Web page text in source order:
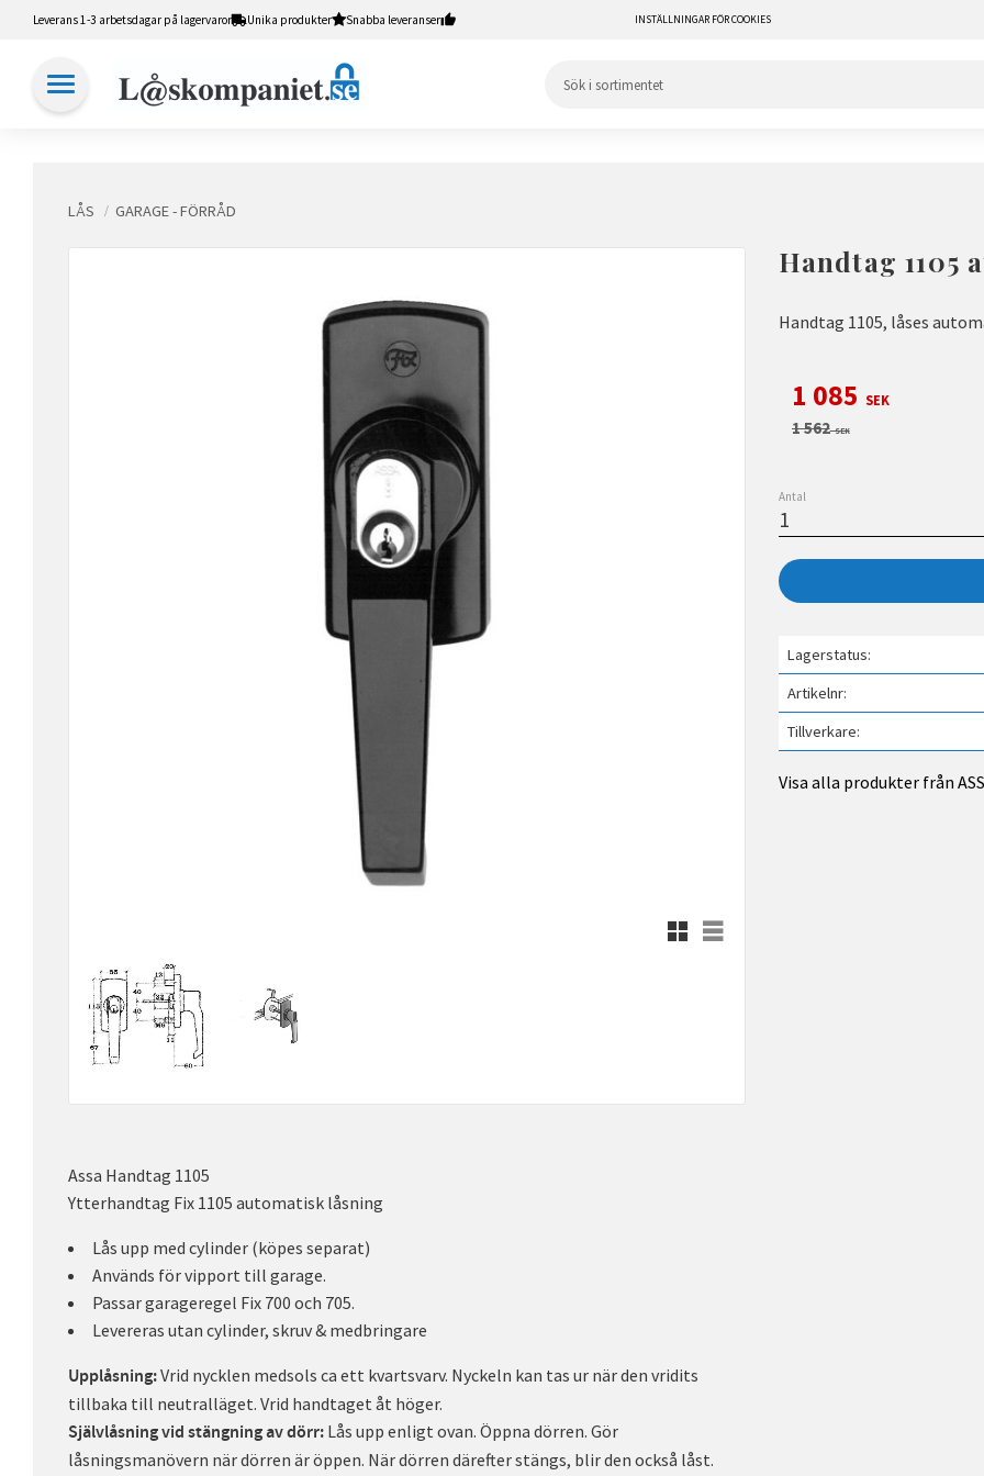
Leverans 1-3 arbetsdagar på lagervaror Unika produkter Snabba leveranser INSTÄLLNINGAR FÖR COOKIES
LÅS GARAGE - FÖRRÅD
Handtag 1105
Handtag 1105, låses
Rutnätsvy
Listvy
Nedsatt pris:
1 085 SEK
Ordinarie pris:
1 562SEK
Antal
Lagerstatus
Artikelnr
Tillverkare
Visa alla produkter från
Assa Handtag 1105
Ytterhandtag Fix 1105 automatisk låsning
Lås upp med cylinder (köpes separat)
Används för vipport till garage.
Passar garageregel Fix 700 och 705.
Levereras utan cylinder, skruv & medbringare
Upplåsning:Vrid nycklen medsols ca ett kvartsvarv. Nyckeln kan tas ur när den vridits
tillbaka till neutralläget. Vrid handtaget åt höger.
Självlåsning vid stängning av dörr: Lås upp enligt ovan. Öppna dörren. Gör
låsningsmanövern när dörren är öppen. När dörren därefter stängs, blir den också låst.